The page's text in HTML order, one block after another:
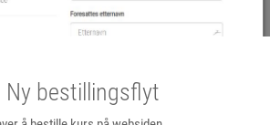
Ny bestillingsflyt